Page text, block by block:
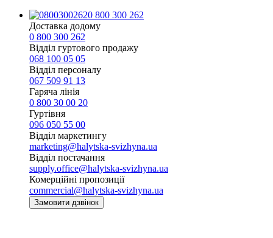
0 800 300 262
Доставка додому
0 800 300 262
Відділ гуртового продажу
068 100 05 05​
Відділ персоналу
067 509 91 13
Гаряча лінія
0 800 30 00 20
Гуртівня
096 050 55 00
Відділ маркетингу
marketing@halytska-svizhyna.ua
Відділ постачання
supply.office@halytska-svizhyna.ua
Комерційні пропозиції
commercial@halytska-svizhyna.ua
Замовити дзвінок